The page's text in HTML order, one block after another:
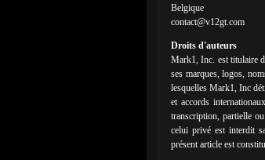
Belgique
contact@v12gt.com
Droits d'auteurs
Mark1, Inc. est titulaire
ses marques, logos,
lesquelles Mark1, Inc
et accords
transcription, partielle
celui privé est interdit
présent article est